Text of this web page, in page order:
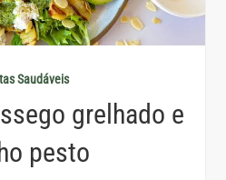
Saudáveis
grelhado e
pesto